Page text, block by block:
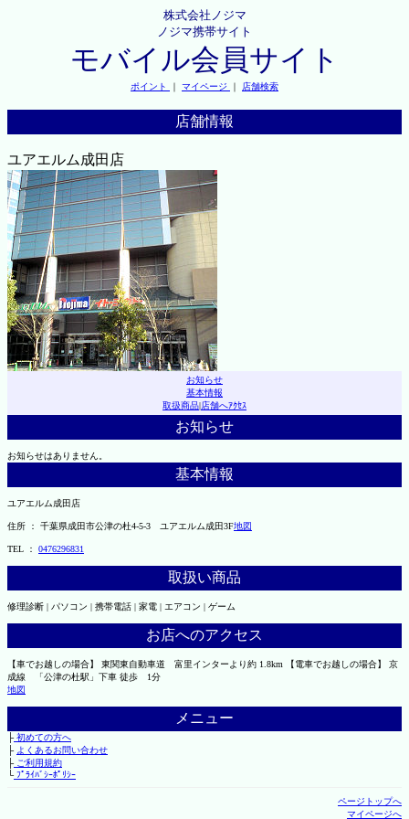
株式会社ノジマ
ノジマ携帯サイト
モバイル会員サイト
ポイント ｜ マイページ ｜ 店舗検索
店舗情報
ユアエルム成田店
お知らせ
基本情報
取扱商品|店舗へｱｸｾｽ
お知らせ
お知らせはありません。
基本情報
ユアエルム成田店
住所 ： 千葉県成田市公津の杜4-5-3 ユアエルム成田3F地図
TEL ： 0476296831
取扱い商品
修理診断 | パソコン | 携帯電話 | 家電 | エアコン | ゲーム
お店へのアクセス
【車でお越しの場合】 東関東自動車道 富里インターより約 1.8km 【電車でお越しの場合】 京
成線 「公津の杜駅」下車 徒歩 1分
地図
メニュー
├初めての方へ
├ よくあるお問い合わせ
├ご利用規約
└ﾌﾟﾗｲﾊﾞｼｰﾎﾟﾘｼｰ
ページトップへ
マイページへ